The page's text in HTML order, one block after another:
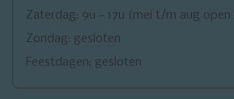
Zaterdag: 9u - 17u (mei t/m aug open
Zondag: gesloten
Feestdagen: gesloten